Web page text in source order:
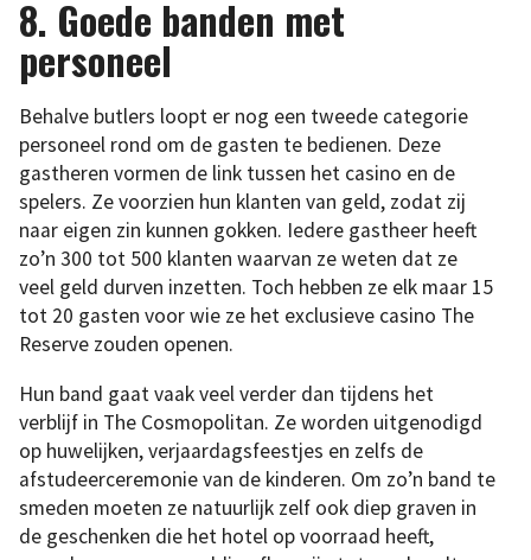
8. Goede banden met
personeel
Behalve butlers loopt er nog een tweede categorie
personeel rond om de gasten te bedienen. Deze
gastheren vormen de link tussen het casino en de
spelers. Ze voorzien hun klanten van geld, zodat zij
naar eigen zin kunnen gokken. Iedere gastheer heeft
zo’n 300 tot 500 klanten waarvan ze weten dat ze
veel geld durven inzetten. Toch hebben ze elk maar 15
tot 20 gasten voor wie ze het exclusieve casino The
Reserve zouden openen.
Hun band gaat vaak veel verder dan tijdens het
verblijf in The Cosmopolitan. Ze worden uitgenodigd
op huwelijken, verjaardagsfeestjes en zelfs de
afstudeerceremonie van de kinderen. Om zo’n band te
smeden moeten ze natuurlijk zelf ook diep graven in
de geschenken die het hotel op voorraad heeft,